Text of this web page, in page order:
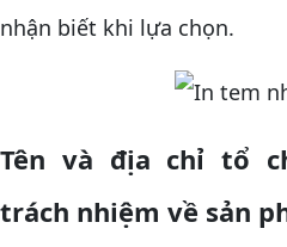
nhận biết khi lựa chọn.
Tên và địa chỉ tổ
trách nhiệm về sản